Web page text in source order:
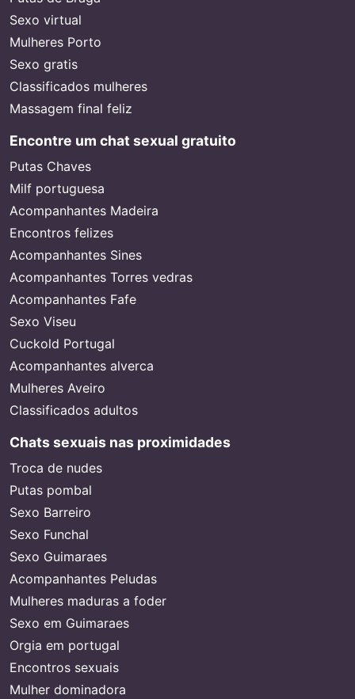
Sexo virtual
Mulheres Porto
Sexo gratis
Classificados mulheres
Massagem final feliz
Encontre um chat sexual gratuito
Putas Chaves
Milf portuguesa
Acompanhantes Madeira
Encontros felizes
Acompanhantes Sines
Acompanhantes Torres vedras
Acompanhantes Fafe
Sexo Viseu
Cuckold Portugal
Acompanhantes alverca
Mulheres Aveiro
Classificados adultos
Chats sexuais nas proximidades
Troca de nudes
Putas pombal
Sexo Barreiro
Sexo Funchal
Sexo Guimaraes
Acompanhantes Peludas
Mulheres maduras a foder
Sexo em Guimaraes
Orgia em portugal
Encontros sexuais
Mulher dominadora